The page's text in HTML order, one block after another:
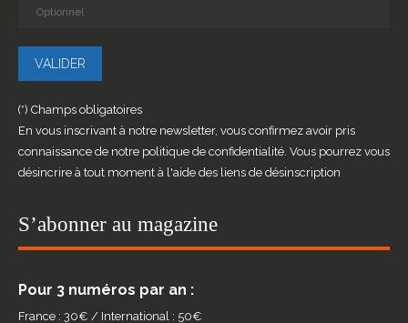
(*) Champs obligatoires
En vous inscrivant à notre newsletter, vous confirmez avoir pris
connaissance de notre politique de confidentialité. Vous pourrez vous
désincrire à tout moment à l'aide des liens de désinscription
S’abonner au magazine
Pour 3 numéros par an :
France : 30€ / International : 50€